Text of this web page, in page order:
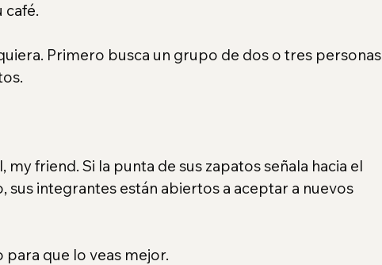
café.
Primero busca un grupo de dos o tres personas
my friend. Si la punta de sus zapatos señala hacia el
sus integrantes están abiertos a aceptar a nuevos
que lo veas mejor.